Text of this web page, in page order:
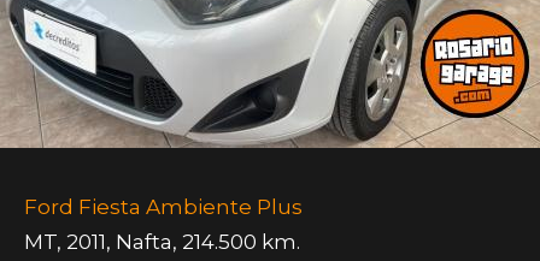
Ford Fiesta Ambiente Plus
MT, 2011, Nafta, 214.500 km.